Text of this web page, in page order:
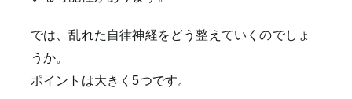
では、乱れた自律神経をどう整えていくのでしょ
うか。
ポイントは大きく5つです。